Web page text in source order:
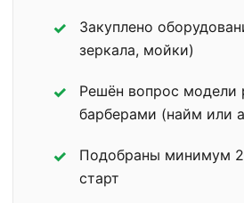
Закуплено
зеркала, мойки)
Решён вопрос модели
барберами (найм или
Подобраны минимум
старт